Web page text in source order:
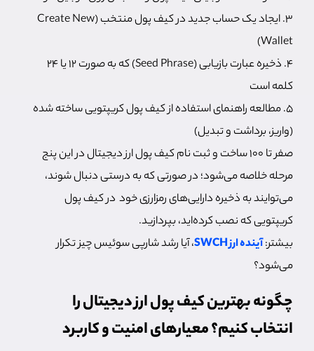
۳. ایجاد یک حساب جدید در کیف پول منتخب (Create New
Wallet)
۴. ذخیره عبارت بازیابی (Seed Phrase) که به صورت ۱۲ یا ۲۴
کلمه است
۵. مطالعه راهنمای استفاده از کیف پول کریپتویی ساخته شده
(واریز، برداشت و تبدیل)
صفر تا 100 ساخت و ثبت نام کیف پول ارز دیجیتال در این پنج
مرحله خلاصه می‎‌شود؛ در صورتی که به درستی دنبال شوند،
می‌توایند به ذخیره دارایی‌های رمزارزی خود در کیف پول
کریپتویی که نصب کرده‌اید، بپردازید.
بیشتر:آینده ارز SWCH
، آیا رشد شارپی سوئیس چیز تکرار
می‌شود؟
چگونه بهترین کیف پول ارز دیجیتال را
انتخاب کنیم؟ معیارهای امنیت و کاربرد